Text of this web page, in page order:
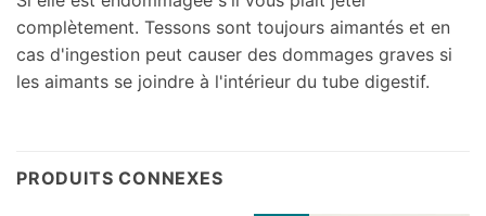
complètement. Tessons sont toujours aimantés et en
cas d'ingestion peut causer des dommages graves si
les aimants se joindre à l'intérieur du tube digestif.
PRODUITS CONNEXES